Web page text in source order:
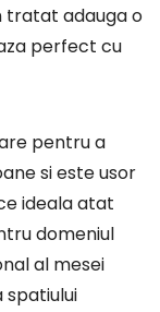
tratat adauga o
perfect cu
si este usor
ideala atat
domeniul
al mesei